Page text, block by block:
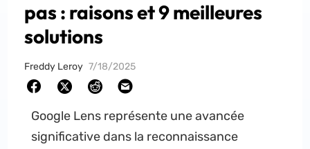
pas : raisons et 9 meilleures
solutions
Freddy Leroy 7/18/2025
Google Lens représente une avancée
significative dans la reconnaissance